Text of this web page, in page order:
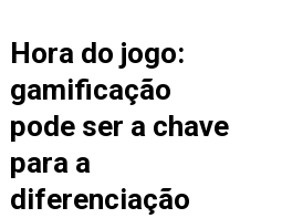
Hora do jogo:
gamificação
pode ser a chave
para a
diferenciação